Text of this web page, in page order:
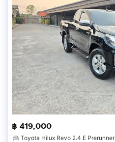
฿ 419,000
Toyota Hilux Revo 2.4 E Prerunner